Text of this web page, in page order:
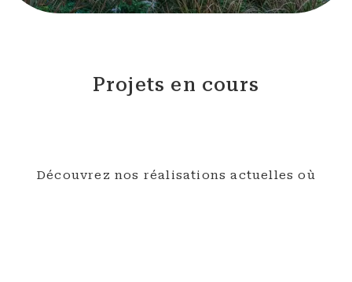
Projets en cours
Découvrez nos réalisations actuelles où